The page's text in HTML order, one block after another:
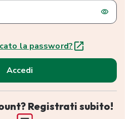
la password?
Accedi
Registrati subito!